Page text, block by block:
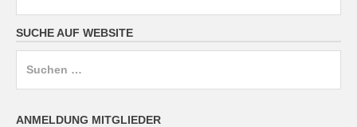
SUCHE AUF WEBSITE
ANMELDUNG MITGLIEDER